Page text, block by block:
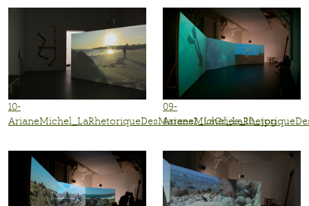
10-
ArianeMichel_LaRhetoriqueDesMarees2_LaCriee_10_.jpg
09-